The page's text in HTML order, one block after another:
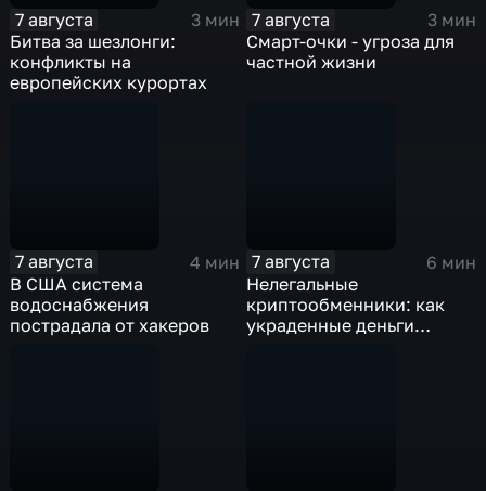
7 августа
3 мин
Битва за шезлонги:
конфликты на
европейских курортах
7 августа
3 мин
Смарт-очки - угроза для
частной жизни
7 августа
4 мин
В США система
водоснабжения
пострадала от хакеров
7 августа
6 мин
Нелегальные
криптообменники: как
украденные деньги